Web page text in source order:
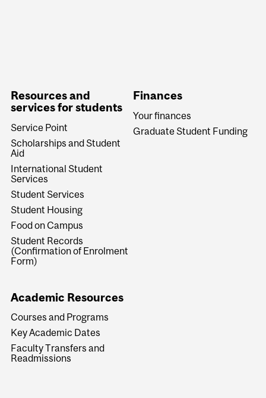
Resources and
services for students
Service Point
Scholarships and Student
Aid
International Student
Services
Student Services
Student Housing
Food on Campus
Student Records
(Confirmation of Enrolment
Form)
Finances
Your finances
Graduate Student Funding
Academic Resources
Courses and Programs
Key Academic Dates
Faculty Transfers and
Readmissions